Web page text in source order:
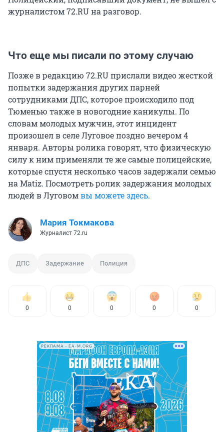
журналистом 72.RU на разговор.
Что еще мы писали по этому случаю
Позже в редакцию 72.RU прислали видео жесткой
попытки задержания других парней
сотрудниками ДПС, которое происходило под
Тюменью также в новогодние каникулы. По
словам молодых мужчин, этот инцидент
произошел в селе Луговое поздно вечером 4
января. Авторы ролика говорят, что физическую
силу к ним применяли те же самые полицейские,
которые спустя несколько часов задержали семью
на Matiz. Посмотреть ролик задержания молодых
людей в Луговомвы можете здесь.
Мария Токмакова
Журналист 72.ru
ДПС Задержание Полиция
0 0 0 0 0
РЕКЛАМА • EA-M.ORG